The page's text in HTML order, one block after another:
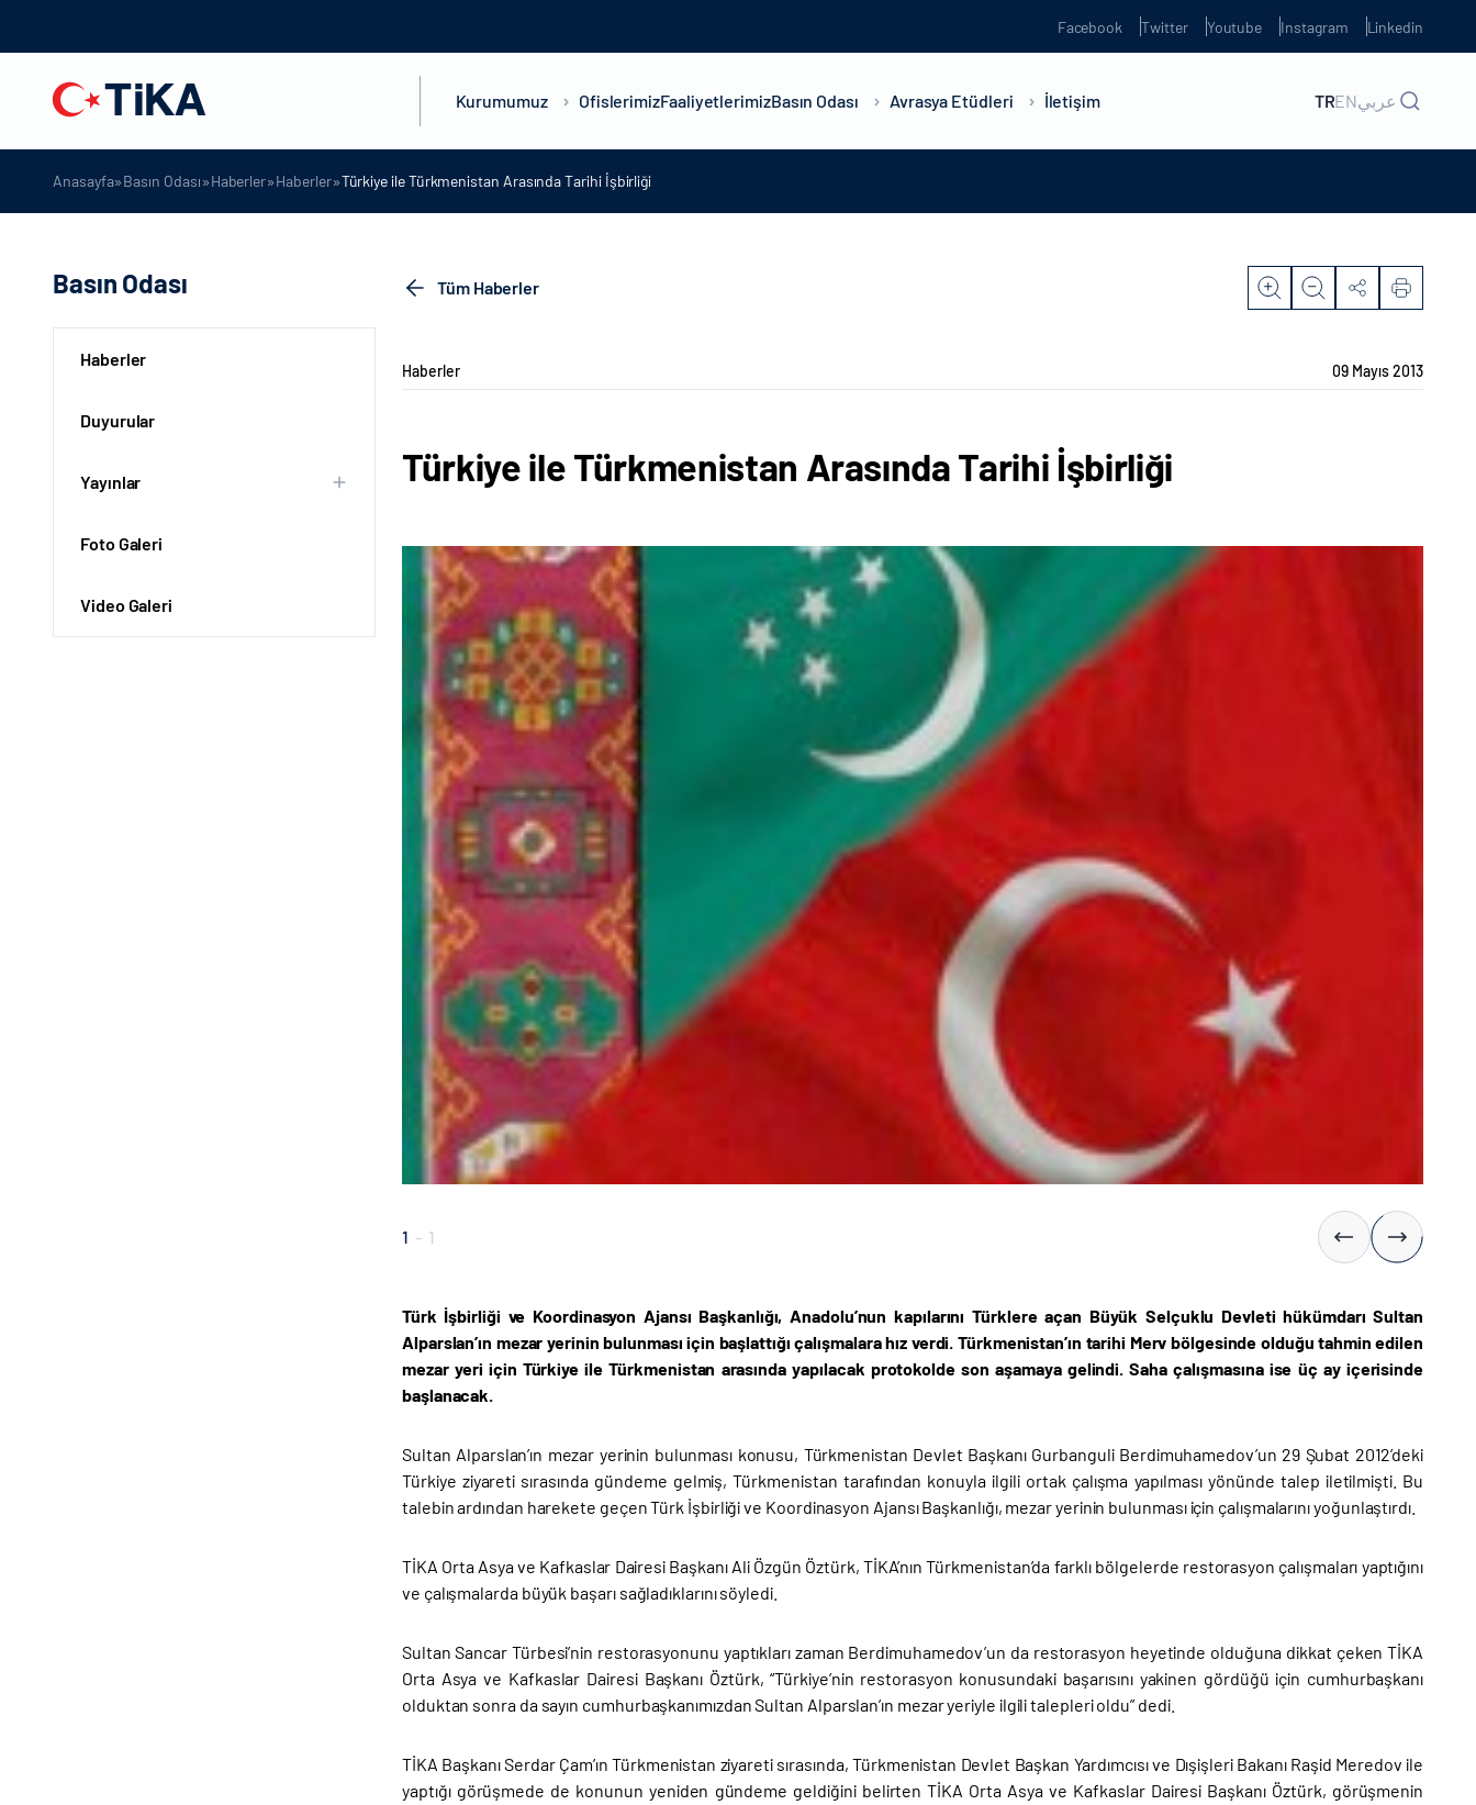
Facebook Twitter Youtube Instagram Linkedin
Kurumumuz OfislerimizFaaliyetlerimizBasın Odası Avrasya Etüdleri İletişim TRENعربي
Anasayfa»Basın Odası»Haberler»Haberler»Türkiye ile Türkmenistan Arasında Tarihi İşbirliği
Basın Odası
Haberler
Duyurular
Yayınlar
Foto Galeri
Video Galeri
Tüm Haberler
Haberler 09 Mayıs 2013
Türkiye ile Türkmenistan Arasında Tarihi İşbirliği
1 - 1
Türk İşbirliği ve Koordinasyon Ajansı Başkanlığı, Anadolu’nun kapılarını Türklere açan Büyük Selçuklu Devleti hükümdarı Sultan
Alparslan’ın mezar yerinin bulunması için başlattığı çalışmalara hız verdi. Türkmenistan’ın tarihi Merv bölgesinde olduğu tahmin edilen
mezar yeri için Türkiye ile Türkmenistan arasında yapılacak protokolde son aşamaya gelindi. Saha çalışmasına ise üç ay içerisinde
başlanacak.
Sultan Alparslan’ın mezar yerinin bulunması konusu, Türkmenistan Devlet Başkanı Gurbanguli Berdimuhamedov’un 29 Şubat 2012’deki
Türkiye ziyareti sırasında gündeme gelmiş, Türkmenistan tarafından konuyla ilgili ortak çalışma yapılması yönünde talep iletilmişti. Bu
talebin ardından harekete geçen Türk İşbirliği ve Koordinasyon Ajansı Başkanlığı, mezar yerinin bulunması için çalışmalarını yoğunlaştırdı.
TİKA Orta Asya ve Kafkaslar Dairesi Başkanı Ali Özgün Öztürk, TİKA’nın Türkmenistan’da farklı bölgelerde restorasyon çalışmaları yaptığını
ve çalışmalarda büyük başarı sağladıklarını söyledi.
Sultan Sancar Türbesi’nin restorasyonunu yaptıkları zaman Berdimuhamedov’un da restorasyon heyetinde olduğuna dikkat çeken TİKA
Orta Asya ve Kafkaslar Dairesi Başkanı Öztürk, “Türkiye’nin restorasyon konusundaki başarısını yakinen gördüğü için cumhurbaşkanı
olduktan sonra da sayın cumhurbaşkanımızdan Sultan Alparslan’ın mezar yeriyle ilgili talepleri oldu” dedi.
TİKA Başkanı Serdar Çam’ın Türkmenistan ziyareti sırasında, Türkmenistan Devlet Başkan Yardımcısı ve Dışişleri Bakanı Raşid Meredov ile
yaptığı görüşmede de konunun yeniden gündeme geldiğini belirten TİKA Orta Asya ve Kafkaslar Dairesi Başkanı Öztürk, görüşmenin